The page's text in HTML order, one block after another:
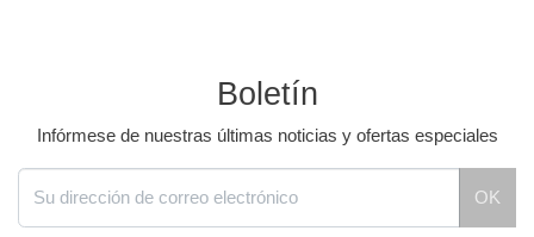
Boletín
Infórmese de nuestras últimas noticias y ofertas especiales
OK